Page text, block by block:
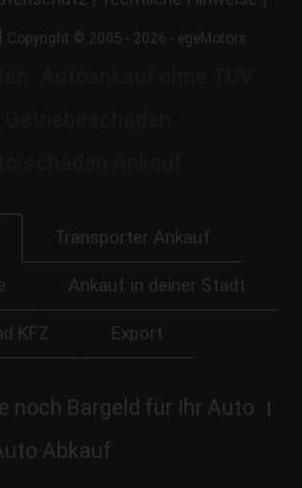
| Copyright © 2005 - 2026 - egeMotors
Transporter Ankauf
Ankauf in deiner Stadt
KFZ Export
noch Bargeld für Ihr Auto |
Abkauf